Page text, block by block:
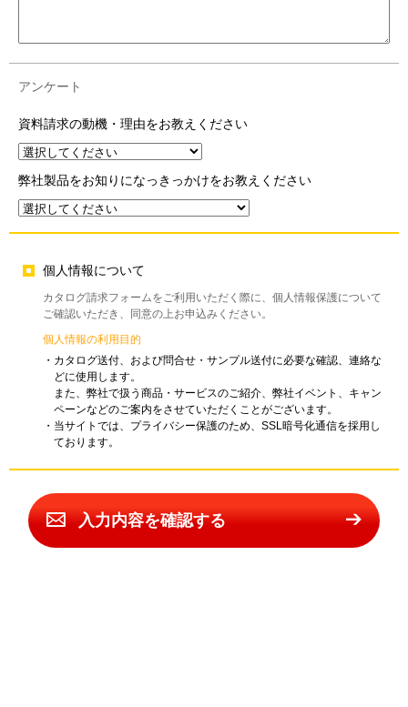
アンケート
資料請求の動機・理由をお教えください
弊社製品をお知りになっきっかけをお教えください
個人情報について
カタログ請求フォームをご利用いただく際に、個人情報保護について
ご確認いただき、同意の上お申込みください。
個人情報の利用目的
・カタログ送付、および問合せ・サンプル送付に必要な確認、連絡な
どに使用します。
また、弊社で扱う商品・サービスのご紹介、弊社イベント、キャン
ペーンなどのご案内をさせていただくことがございます。
・当サイトでは、プライバシー保護のため、SSL暗号化通信を採用し
ております。